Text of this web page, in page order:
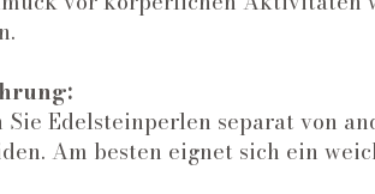
Sie Edelsteinperlen separat von
Am besten eignet sich ein